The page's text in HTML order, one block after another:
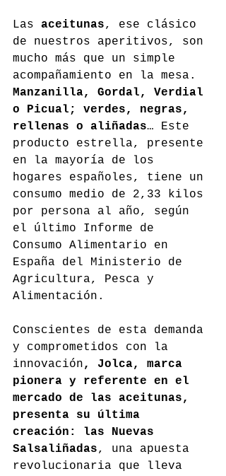
Las aceitunas, ese clásico
de nuestros aperitivos, son
mucho más que un simple
acompañamiento en la mesa.
Manzanilla, Gordal, Verdial
o Picual; verdes, negras,
rellenas o aliñadas… Este
producto estrella, presente
en la mayoría de los
hogares españoles, tiene un
consumo medio de 2,33 kilos
por persona al año, según
el último Informe de
Consumo Alimentario en
España del Ministerio de
Agricultura, Pesca y
Alimentación.
Conscientes de esta demanda
y comprometidos con la
innovación, Jolca, marca
pionera y referente en el
mercado de las aceitunas,
presenta su última
creación: las Nuevas
Salsaliñadas, una apuesta
revolucionaria que lleva